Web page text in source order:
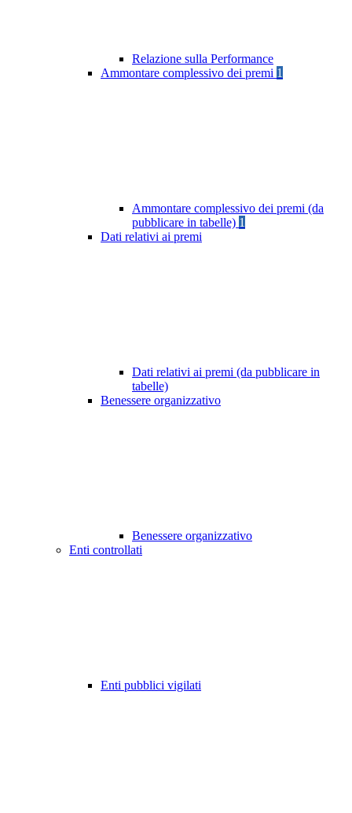
Relazione sulla Performance
Ammontare complessivo dei premi 1
Ammontare complessivo dei premi (da
pubblicare in tabelle) 1
Dati relativi ai premi
Dati relativi ai premi (da pubblicare in
tabelle)
Benessere organizzativo
Benessere organizzativo
Enti controllati
Enti pubblici vigilati